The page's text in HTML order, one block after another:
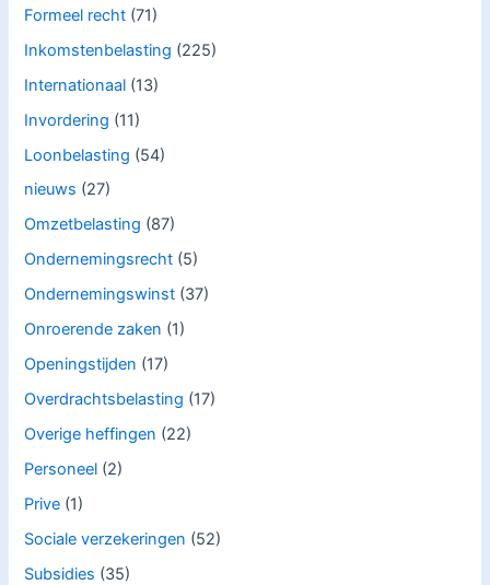
Formeel recht (71)
Inkomstenbelasting (225)
Internationaal (13)
Invordering (11)
Loonbelasting (54)
nieuws (27)
Omzetbelasting (87)
Ondernemingsrecht (5)
Ondernemingswinst (37)
Onroerende zaken (1)
Openingstijden (17)
Overdrachtsbelasting (17)
Overige heffingen (22)
Personeel (2)
Prive (1)
Sociale verzekeringen (52)
Subsidies (35)